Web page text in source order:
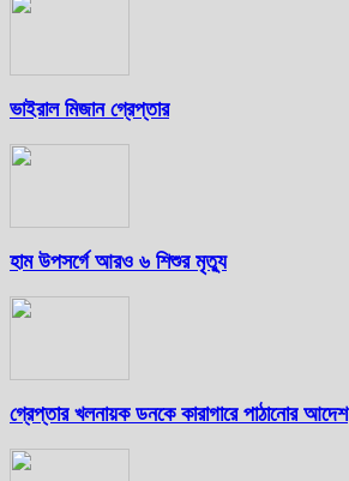
ভাইরাল মিজান গ্রেপ্তার
হাম উপসর্গে আরও ৬ শিশুর মৃত্যু
গ্রেপ্তার খলনায়ক ডনকে কারাগারে পাঠানোর আদেশ